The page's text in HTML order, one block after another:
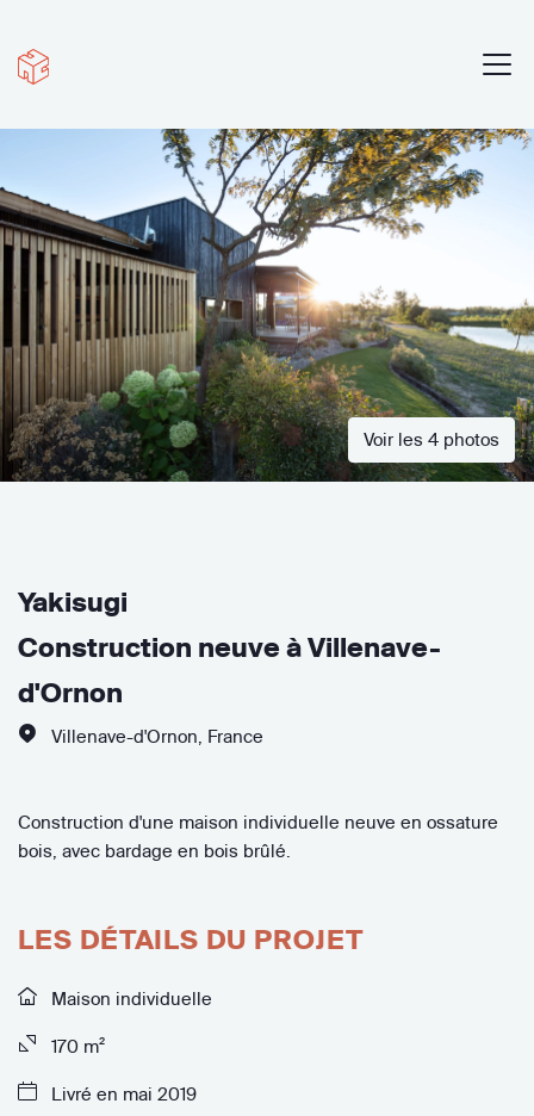
Voir les 4 photos
Yakisugi
Construction neuve à Villenave-
d'Ornon
Villenave-d'Ornon France
Construction d'une maison individuelle neuve en ossature
bois, avec bardage en bois brûlé.
LES DÉTAILS DU PROJET
Maison individuelle
170 m²
Livré en mai 2019